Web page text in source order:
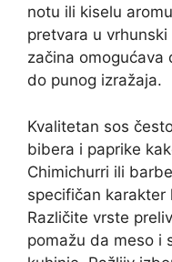
notu ili kiselu
pretvara u
začina omogućava
do punog izražaja.
Kvalitetan sos
bibera i paprike
Chimichurri ili
specifičan karakter
Različite vrste
pomažu da meso i